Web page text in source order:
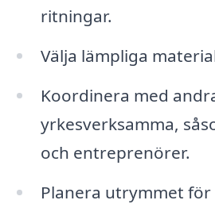
ritningar.
Välja lämpliga
Koordinera med
yrkesverksamma,
och entreprenörer.
Planera utrymmet